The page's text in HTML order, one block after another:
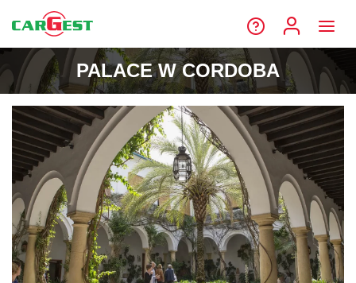
PALACE W CORDOBA